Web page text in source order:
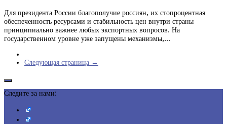
Для президента России благополучие россиян, их стопроцентная
обеспеченность ресурсами и стабильность цен внутри страны
принципиально важнее любых экспортных вопросов. На
государственном уровне уже запущены механизмы,...
Следующая страница →
Следите за нами: